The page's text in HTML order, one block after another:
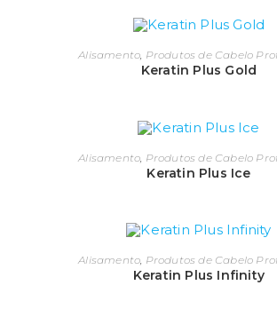
Alisamento, Produtos de Cabelo
Keratin Plus Gold
Alisamento Produtos de Cabelo
Keratin Plus Ice
Alisamento, Produtos de Cabelo
Keratin Plus Infinity